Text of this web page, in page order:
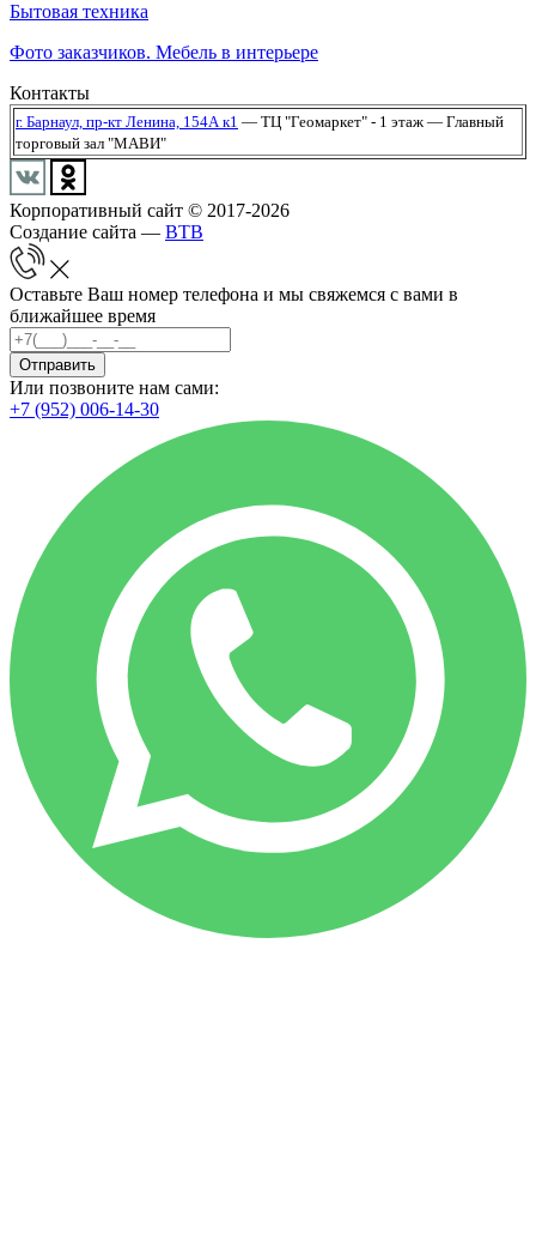
Бытовая техника
Фото заказчиков. Мебель в интерьере
Контакты
г. Барнаул, пр-кт Ленина, 154А к1 — ТЦ "Геомаркет" - 1 этаж — Главный
торговый зал "МАВИ"
Корпоративный сайт © 2017-2026
Создание сайта — BTB
Оставьте Ваш номер телефона и мы свяжемся с вами в
ближайшее время
Отправить
Или позвоните нам сами:
+7 (952) 006-14-30